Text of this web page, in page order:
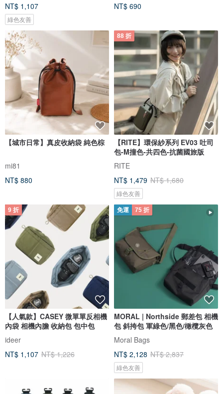
NT$ 1,107
綠色友善
NT$ 690
【城市日常】真皮收納袋 純色棕
mi81
NT$ 880
88 折
【RITE】環保紗系列 EV03 吐司
包-M撞色-共四色-抗菌國旅版
RITE
NT$ 1,479 NT$ 1,680
綠色友善
9 折
【人氣款】CASEY 微單單反相機
內袋 相機內膽 收納包 包中包
ideer
NT$ 1,107 NT$ 1,226
免運 75 折
MORAL | Northside 郵差包 相機
包 斜挎包 軍綠色/黑色/橄欖灰色
Moral Bags
NT$ 2,128 NT$ 2,837
綠色友善